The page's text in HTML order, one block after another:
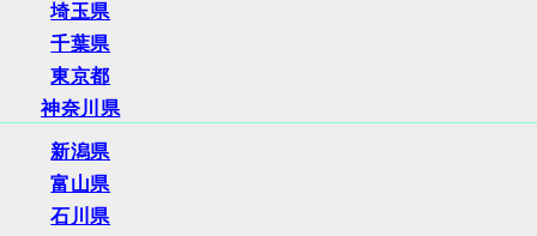
埼玉県
千葉県
東京都
神奈川県
新潟県
富山県
石川県